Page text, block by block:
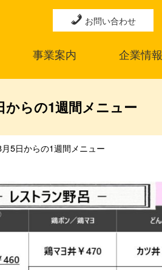
お問い合わせ
事業案内 企業情報
からの1週間メニュー
5日からの1週間メニュー